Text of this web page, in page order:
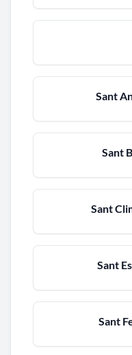
Sant
Sant
Sant
Sant
Sant